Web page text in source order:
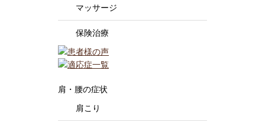
マッサージ
保険治療
肩・腰の症状
肩こり